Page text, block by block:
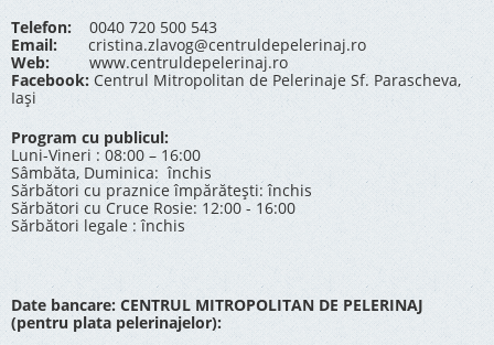
Telefon: 0040 720 500 543
Email:
cristina.zlavog@centruldepelerinaj.ro
Web:
www.centruldepelerinaj.ro
Facebook: Centrul Mitropolitan de Pelerinaje Sf. Parascheva,
Iași
Program cu publicul:
Luni-Vineri : 08:00 – 16:00
Sâmbăta, Duminica: închis
Sărbători cu praznice împărătești: închis
Sărbători cu Cruce Rosie: 12:00 - 16:00
Sărbători legale : închis
Date bancare: CENTRUL MITROPOLITAN DE PELERINAJ
(pentru plata pelerinajelor):